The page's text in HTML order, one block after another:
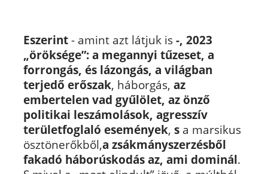
Eszerint - amint azt látjuk is-, 2023
„öröksége”: a megannyi tűzeset, a
forrongás, és lázongás, a világban
terjedő erőszak, háborgás, az
embertelen vad gyűlölet, az önző
politikai leszámolások, agresszív
területfoglaló események, s a marsikus
ösztönerőkből,a zsákmányszerzésből
fakadó háborúskodás az, ami dominál.